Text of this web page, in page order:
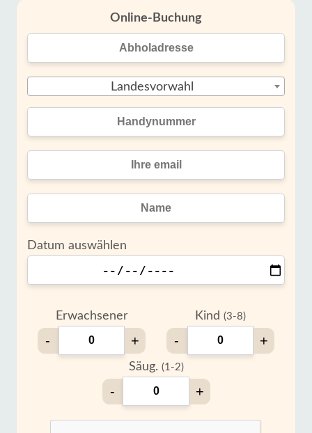
Online-Buchung
Landesvorwahl
Datum auswählen
Erwachsener
- +
Kind (3-8)
- +
Säug. (1-2)
- +